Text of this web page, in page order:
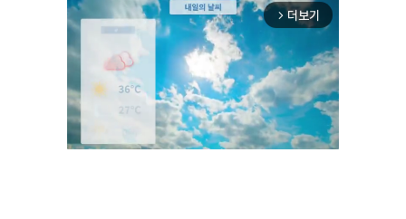
arrow_forward_ios 더보기